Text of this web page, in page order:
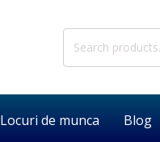
Search
Locuri de munca Blog